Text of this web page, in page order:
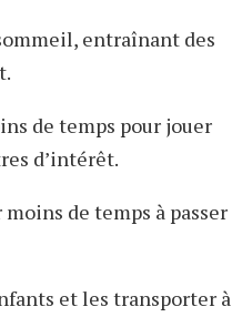
entraînant des
de temps pour jouer
d’intérêt.
de temps à passer
et les transporter à